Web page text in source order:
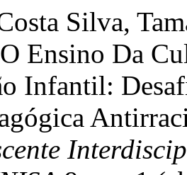
Silva,
Ensino Da
Infantil: